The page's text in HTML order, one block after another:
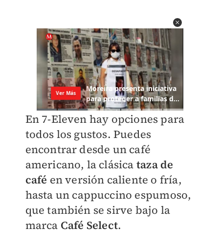
En 7-Eleven hay opciones para
todos los gustos. Puedes
encontrar desde un café
americano, la clásica taza de
café en versión caliente o fría,
hasta un cappuccino espumoso,
que también se sirve bajo la
marca Café Select.